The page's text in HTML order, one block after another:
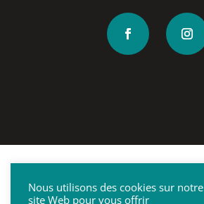
Nous utilisons des cookies sur notre
site Web pour vous offrir